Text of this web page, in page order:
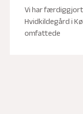
Vi har
Hvidkildegård i
omfattede